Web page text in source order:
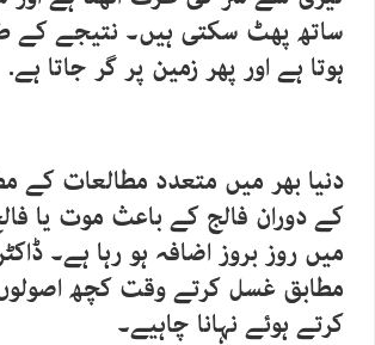
ساتھ پھٹ سکتی ہیں۔ نتیجے کے
ہوتا ہے اور پھر زمین پر گر جاتا ہے.
دنیا بھر میں متعدد مطالعات کے
کے دوران فالج کے باعث موت یا
میں روز بروز اضافہ ہو رہا ہے۔
مطابق غسل کرتے وقت کچھ
کرتے ہوئے نہانا چاہیے۔